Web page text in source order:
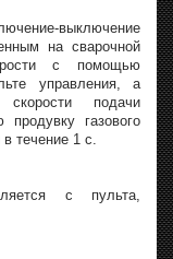
выключение
на сварочной
с помощью
управления, а
скорости подачи
продувку газового
течение 1 с.
с пульта,